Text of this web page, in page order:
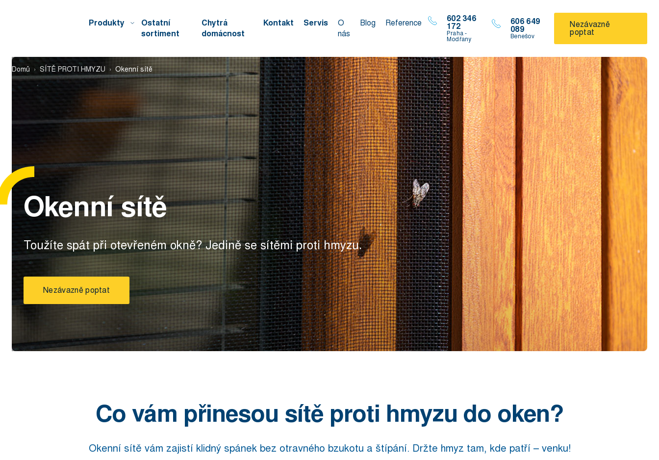
Produkty
Ostatní
sortiment
Chytrá
domácnost
Kontakt Servis
O
nás
Blog Reference 602 346
172
Praha -
Modřany
606 649
089
Benešov
Nezávazně
poptat
Domů SÍTĚ PROTI HMYZU Okenní sítě
Okenní sítě
Toužíte spát při otevřeném okně? Jedině se sítěmi proti hmyzu.
Nezávazně poptat
Co vám přinesou sítě proti hmyzu do oken?
Okenní sítě vám zajistí klidný spánek bez otravného bzukotu a štípání. Držte hmyz tam, kde patří – venku!